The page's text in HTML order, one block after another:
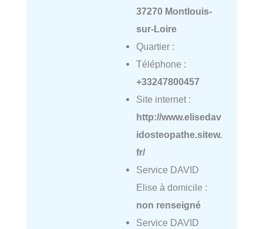
37270 Montlouis-
sur-Loire
Quartier :
Téléphone :
+33247800457
Site internet :
http://www.elisedav
idosteopathe.sitew.
fr/
Service DAVID
Elise à domicile :
non renseigné
Service DAVID